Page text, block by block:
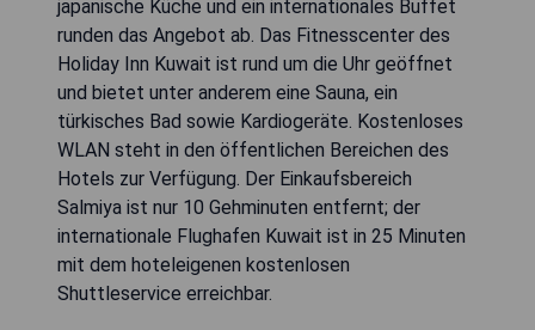
japanische Küche und ein internationales Buffet
runden das Angebot ab. Das Fitnesscenter des
Holiday Inn Kuwait ist rund um die Uhr geöffnet
und bietet unter anderem eine Sauna, ein
türkisches Bad sowie Kardiogeräte. Kostenloses
WLAN steht in den öffentlichen Bereichen des
Hotels zur Verfügung. Der Einkaufsbereich
Salmiya ist nur 10 Gehminuten entfernt; der
internationale Flughafen Kuwait ist in 25 Minuten
mit dem hoteleigenen kostenlosen
Shuttleservice erreichbar.